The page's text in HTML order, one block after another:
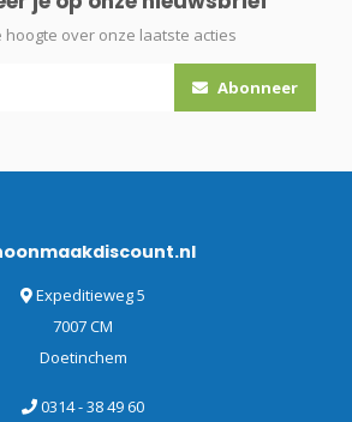
hoogte over onze laatste acties
Abonneer
Expeditieweg 5
7007 CM
Doetinchem
0314 - 38 49 60